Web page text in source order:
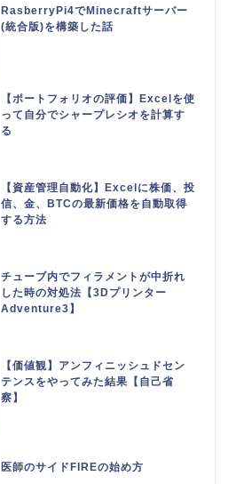
RasberryPi4でMinecraftサーバー
(統合版)を構築した話
【ポートフォリオの評価】Excelを使
って自分でシャープレシオを計算す
る
【資産管理自動化】Excelに株価、投
信、金、BTCの最新価格を自動取得
する方法
チューブ内でフィラメントが中折れ
した時の対処法【3Dプリンター
Adventure3】
【価値観】アンフィニッシュドセン
テンスをやってみた結果【自己省
察】
医師のサイドFIREの始め方